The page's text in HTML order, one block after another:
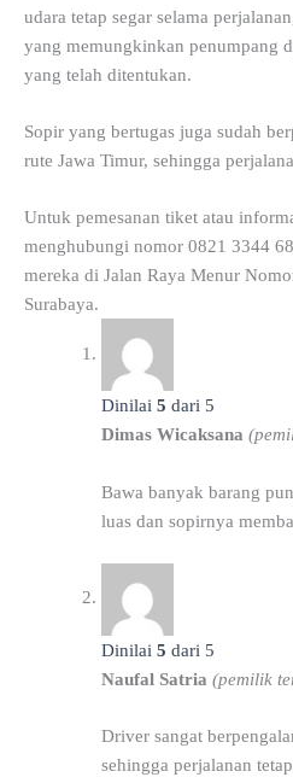
udara tetap segar selama
yang memungkinkan penumpang
yang telah ditentukan.
Sopir yang bertugas juga sudah
rute Jawa Timur, sehingga
Untuk pemesanan tiket atau
menghubungi nomor 0821 3344
mereka di Jalan Raya Menur
Surabaya.
Dinilai 5 dari 5
Dimas Wicaksana
Bawa banyak barang
luas dan sopirnya
Dinilai 5 dari 5
Naufal Satria (pemilik
Driver sangat
sehingga perjalanan